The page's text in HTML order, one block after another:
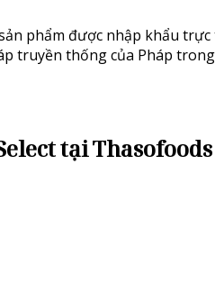
phẩm được nhập khẩu
truyền thống của Pháp
tại Thasofoods